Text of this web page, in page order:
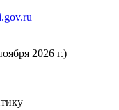
2026 г.)